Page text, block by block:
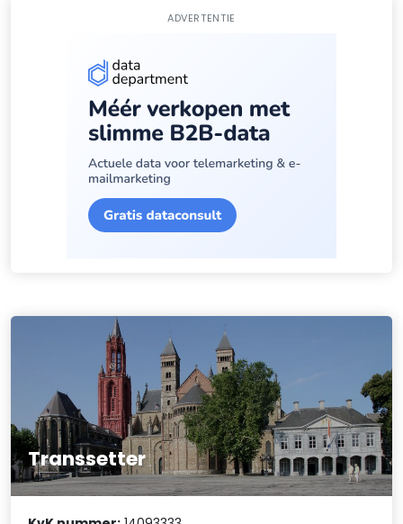
ADVERTENTIE
Transsetter